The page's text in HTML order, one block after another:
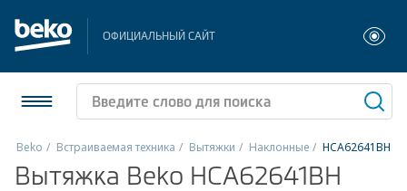
ОФИЦИАЛЬНЫЙ САЙТ
Холодильники и морозильники
Beko Встраиваемая техника Вытяжки Наклонные HCA62641BH
Вытяжка Beko HCA62641BH